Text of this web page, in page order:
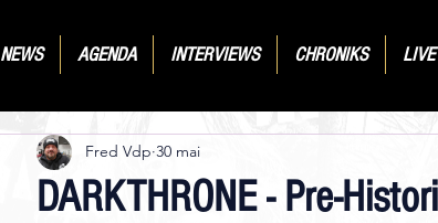
NEWS AGENDA INTERVIEWS CHRONIKS
DARKTHRONE - Pre-
Fred Vdp 30 mai